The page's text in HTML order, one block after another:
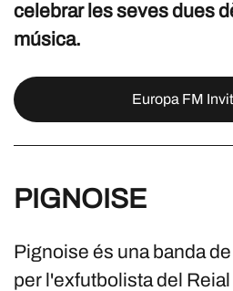
celebrar les seves dues
música.
Europa FM
PIGNOISE
Pignoise és una banda
per l'exfutbolista del